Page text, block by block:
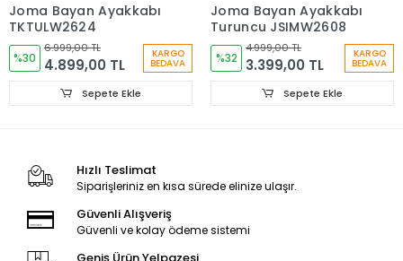
Joma Bayan Ayakkabı
TKTULW2624
%30
6.999,00 TL
4.899,00 TL
KARGO
BEDAVA
Sepete Ekle
Joma Bayan Ayakkabı
Turuncu JSIMW2608
%32
4.999,00 TL
3.399,00 TL
KARGO
BEDAVA
Sepete Ekle
Hızlı Teslimat
Siparişleriniz en kısa sürede elinize ulaşır.
Güvenli Alışveriş
Güvenli ve kolay ödeme sistemi
Geniş Ürün Yelpazesi